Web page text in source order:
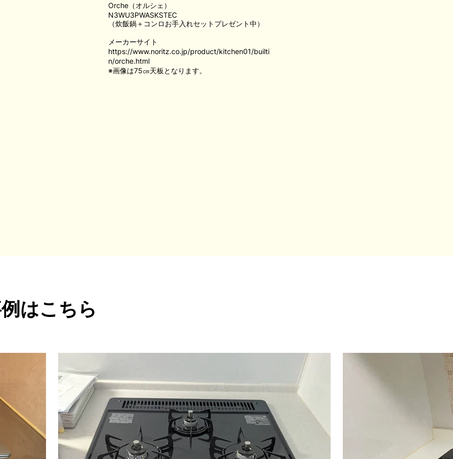
メーカーサイト
https://www.noritz.co.jp/product/kitchen01/builti
n/orche.html
※画像は75㎝天板となります。
Orche（オルシェ）
N3WU3PWASKSTEC
（炊飯鍋＋コンロお手入れセットプレゼント中）
はこちら